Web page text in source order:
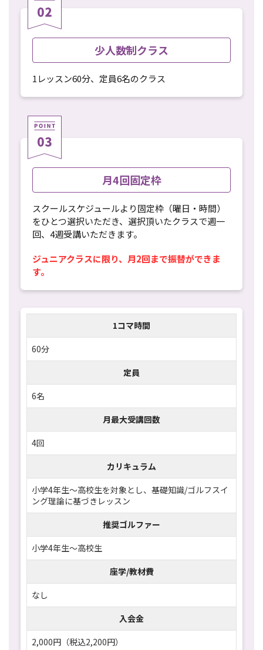
少人数制クラス
1レッスン60分、定員6名のクラス
月4回固定枠
スクールスケジュールより固定枠（曜日・時間）
をひとつ選択いただき、選択頂いたクラスで週一
回、4週受講いただきます。
ジュニアクラスに限り、月2回まで振替ができま
す。
1コマ時間
60分
定員
6名
月最大受講回数
4回
カリキュラム
小学4年生～高校生を対象とし、基礎知識/ゴルフスイ
ング理論に基づきレッスン
推奨ゴルファー
小学4年生～高校生
座学/教材費
なし
入会金
2,000円（税込2,200円）